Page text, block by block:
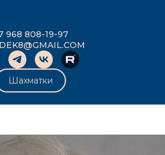
968 808-19-97
Шахматки